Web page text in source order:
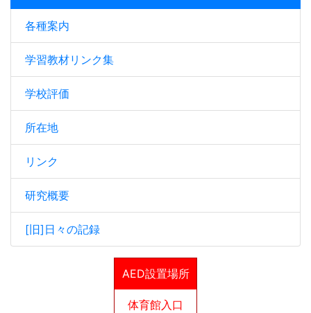
各種案内
学習教材リンク集
学校評価
所在地
リンク
研究概要
[旧]日々の記録
AED設置場所
体育館入口